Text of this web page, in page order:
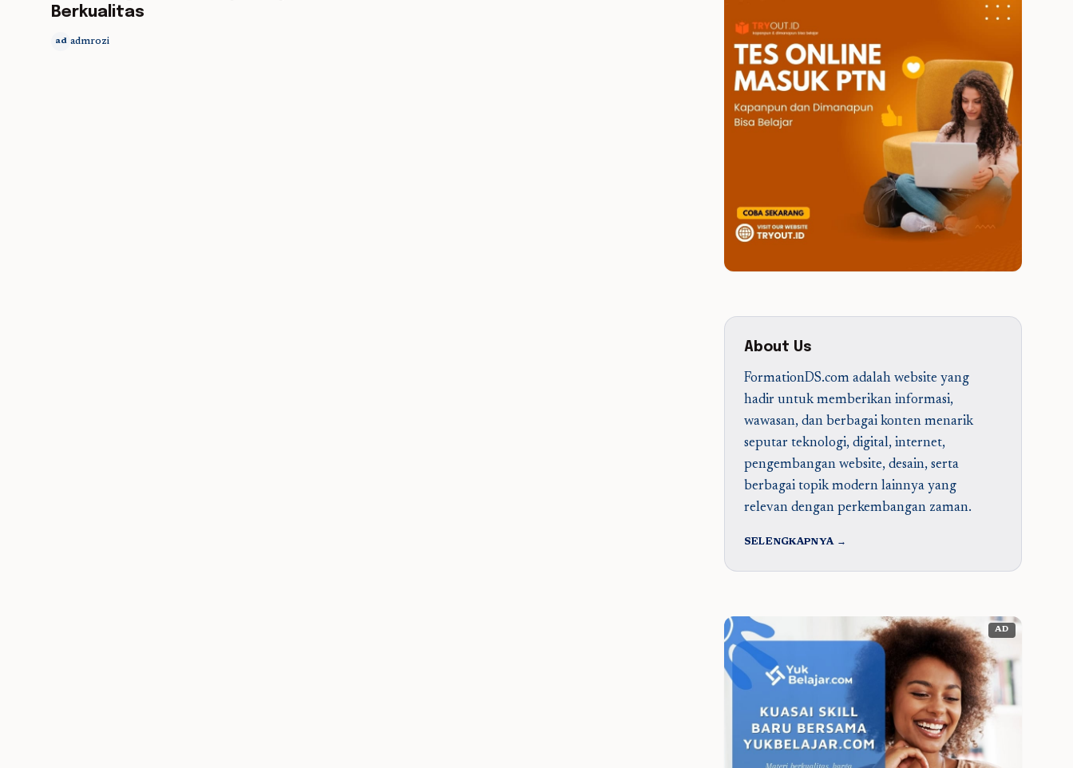
Berkualitas
ad admrozi
About Us
FormationDS.com adalah website yang
hadir untuk memberikan informasi,
wawasan, dan berbagai konten menarik
seputar teknologi, digital, internet,
pengembangan website, desain, serta
berbagai topik modern lainnya yang
relevan dengan perkembangan zaman.
SELENGKAPNYA →
AD